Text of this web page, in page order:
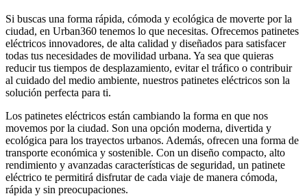
Si buscas una forma rápida, cómoda y ecológica de moverte por la
ciudad, en Urban360 tenemos lo que necesitas. Ofrecemos patinetes
eléctricos innovadores, de alta calidad y diseñados para satisfacer
todas tus necesidades de movilidad urbana. Ya sea que quieras
reducir tus tiempos de desplazamiento, evitar el tráfico o contribuir
al cuidado del medio ambiente, nuestros patinetes eléctricos son la
solución perfecta para ti.
Los patinetes eléctricos están cambiando la forma en que nos
movemos por la ciudad. Son una opción moderna, divertida y
ecológica para los trayectos urbanos. Además, ofrecen una forma de
transporte económica y sostenible. Con un diseño compacto, alto
rendimiento y avanzadas características de seguridad, un patinete
eléctrico te permitirá disfrutar de cada viaje de manera cómoda,
rápida y sin preocupaciones.